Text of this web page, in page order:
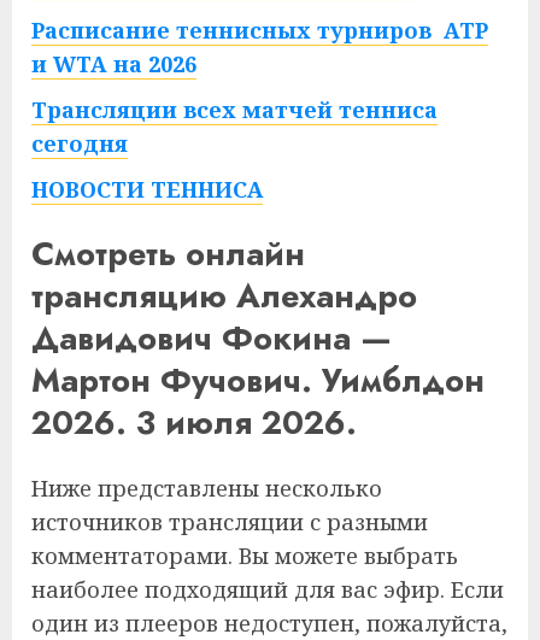
Расписание теннисных турниров ATP
и WTA на 2026
Трансляции всех матчей тенниса
сегодня
НОВОСТИ ТЕННИСА
Смотреть онлайн
трансляцию Алехандро
Давидович Фокина —
Мартон Фучович. Уимблдон
2026. 3 июля 2026.
Ниже представлены несколько
источников трансляции с разными
комментаторами. Вы можете выбрать
наиболее подходящий для вас эфир. Если
один из плееров недоступен, пожалуйста,